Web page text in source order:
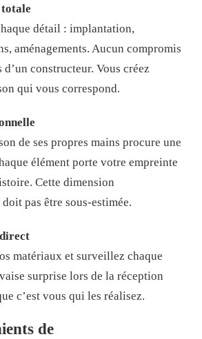
détail : implantation,
aménagements. Aucun compromis
d’un constructeur. Vous créez
qui vous correspond.
de ses propres mains procure une
élément porte votre empreinte
Cette dimension
pas être sous-estimée.
matériaux et surveillez chaque
surprise lors de la réception
c’est vous qui les réalisez.
de